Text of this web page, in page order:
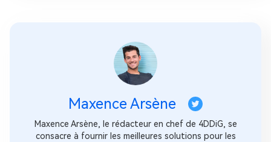
Maxence Arsène
Maxence Arsène, le rédacteur en chef de 4DDiG, se
consacre à fournir les meilleures solutions pour les